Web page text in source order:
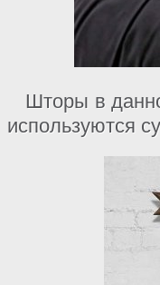
Шторы в
используются